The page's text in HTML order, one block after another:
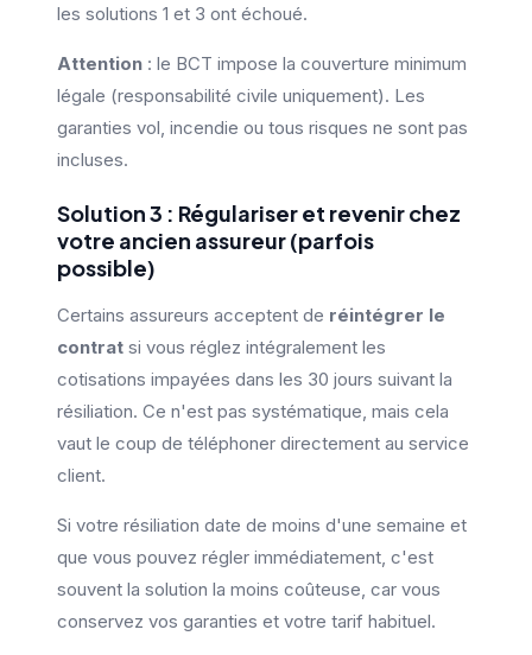
les solutions 1 et 3 ont échoué.
Attention : le BCT impose la couverture minimum
légale (responsabilité civile uniquement). Les
garanties vol, incendie ou tous risques ne sont pas
incluses.
Solution 3 : Régulariser et revenir chez
votre ancien assureur (parfois
possible)
Certains assureurs acceptent de réintégrer le
contrat si vous réglez intégralement les
cotisations impayées dans les 30 jours suivant la
résiliation. Ce n'est pas systématique, mais cela
vaut le coup de téléphoner directement au service
client.
Si votre résiliation date de moins d'une semaine et
que vous pouvez régler immédiatement, c'est
souvent la solution la moins coûteuse, car vous
conservez vos garanties et votre tarif habituel.